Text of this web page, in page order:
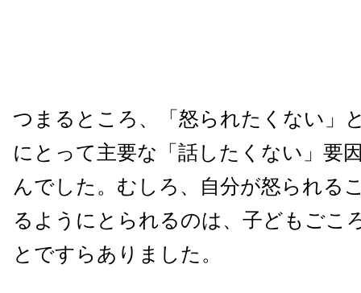
つまるところ、「怒られたくない」
にとって主要な「話したくない」要
んでした。むしろ、自分が怒られる
るようにとられるのは、子どもごこ
とですらありました。